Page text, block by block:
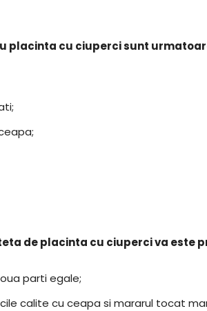
placinta cu ciuperci sunt
de placinta cu ciuperci va este
parti egale;
calite cu ceapa si mararul tocat